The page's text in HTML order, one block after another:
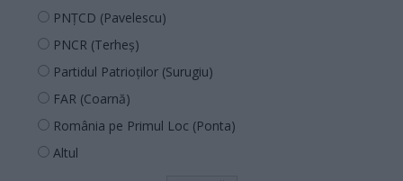
PNȚCD (Pavelescu)
PNCR (Terheș)
Partidul Patrioților (Surugiu)
FAR (Coarnă)
România pe Primul Loc (Ponta)
Altul